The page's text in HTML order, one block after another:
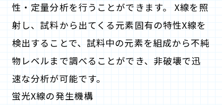
性・定量分析を行うことができます。 X線を照
射し、試料から出てくる元素固有の特性X線を
検出することで、試料中の元素を組成から不純
物レベルまで調べることができ、非破壊で迅
速な分析が可能です。
蛍光X線の発生機構